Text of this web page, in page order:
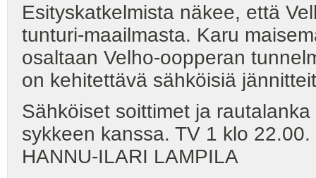
Esityskatkelmista näkee, että
tunturi-maailmasta. Karu
osaltaan Velho-oopperan
on kehitettävä sähköisiä
Sähköiset soittimet ja
sykkeen kanssa. TV 1 klo 22.00.
HANNU-ILARI LAMPILA